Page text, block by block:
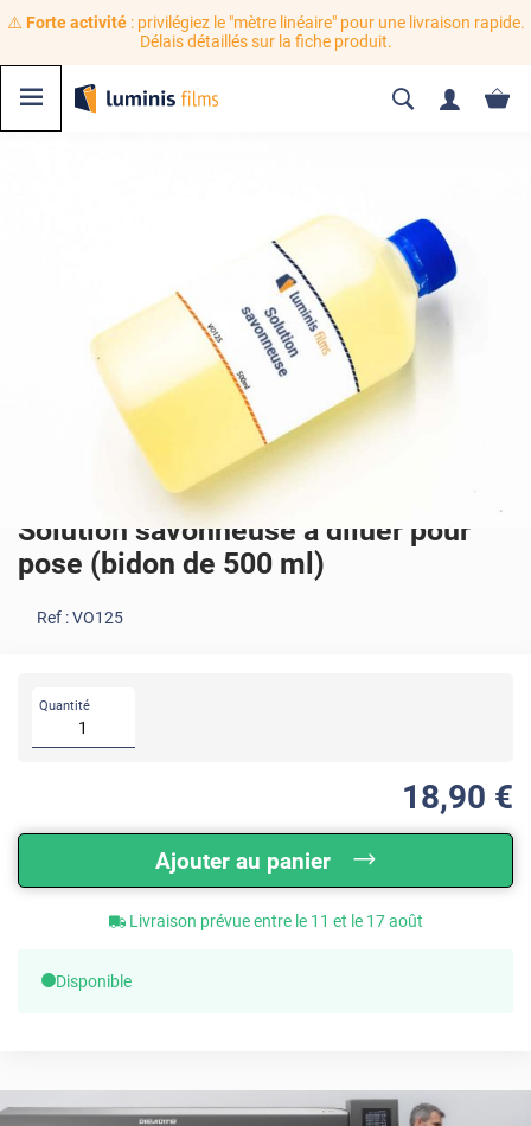
⚠️ Forte activité: privilégiez le "mètre linéaire" pour une livraison rapide.
Délais détaillés sur la fiche produit.
Solution savonneuse à diluer pour
pose (bidon de 500 ml)
Ref :VO125
Quantité
18,90 €
Ajouter au panier
Livraison prévue entre le 11 et le 17 août
Disponible